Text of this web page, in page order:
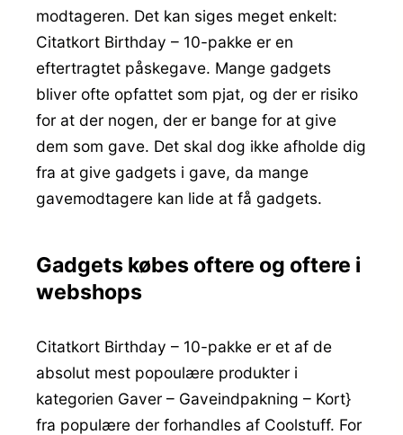
modtageren. Det kan siges meget enkelt:
Citatkort Birthday – 10-pakke er en
eftertragtet påskegave. Mange gadgets
bliver ofte opfattet som pjat, og der er risiko
for at der nogen, der er bange for at give
dem som gave. Det skal dog ikke afholde dig
fra at give gadgets i gave, da mange
gavemodtagere kan lide at få gadgets.
Gadgets købes oftere og oftere i
webshops
Citatkort Birthday – 10-pakke er et af de
absolut mest popoulære produkter i
kategorien Gaver – Gaveindpakning – Kort}
fra populære der forhandles af Coolstuff. For